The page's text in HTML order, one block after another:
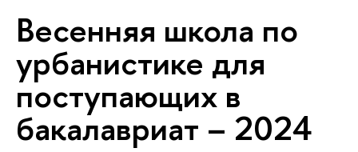
Весенняя школа по
урбанистике для
поступающих в
бакалавриат – 2024